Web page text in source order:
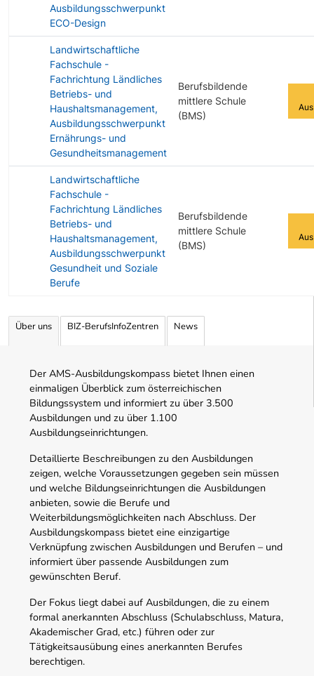
Ausbildungsschwerpunkt
ECO-Design
Landwirtschaftliche
Fachschule -
Fachrichtung Ländliches
Betriebs- und
Haushaltsmanagement,
Ausbildungsschwerpunkt
Ernährungs- und
Gesundheitsmanagement
Berufsbildende
mittlere Schule
(BMS)
Landwirtschaftliche
Fachschule -
Fachrichtung Ländliches
Betriebs- und
Haushaltsmanagement,
Ausbildungsschwerpunkt
Gesundheit und Soziale
Berufe
Berufsbildende
mittlere Schule
(BMS)
Über uns BIZ-BerufsInfoZentren News
Der AMS-Ausbildungskompass bietet Ihnen einen
einmaligen Überblick zum österreichischen
Bildungssystem und informiert zu über 3.500
Ausbildungen und zu über 1.100
Ausbildungseinrichtungen.
Detaillierte Beschreibungen zu den Ausbildungen
zeigen, welche Voraussetzungen gegeben sein müssen
und welche Bildungseinrichtungen die Ausbildungen
anbieten, sowie die Berufe und
Weiterbildungsmöglichkeiten nach Abschluss. Der
Ausbildungskompass bietet eine einzigartige
Verknüpfung zwischen Ausbildungen und Berufen – und
informiert über passende Ausbildungen zum
gewünschten Beruf.
Der Fokus liegt dabei auf Ausbildungen, die zu einem
formal anerkannten Abschluss (Schulabschluss, Matura,
Akademischer Grad, etc.) führen oder zur
Tätigkeitsausübung eines anerkannten Berufes
berechtigen.